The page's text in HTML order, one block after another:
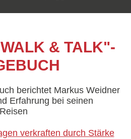
& TALK"-
berichtet Markus Weidner
Erfahrung bei seinen